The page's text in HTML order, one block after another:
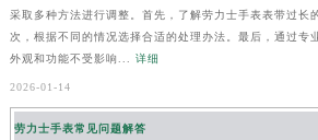
采取多种方法进行调整。首先，了解劳力士手表表带过长
次，根据不同的情况选择合适的处理办法。最后，通过专
外观和功能不受影响... 详细
2026-01-14
劳力士手表常见问题解答